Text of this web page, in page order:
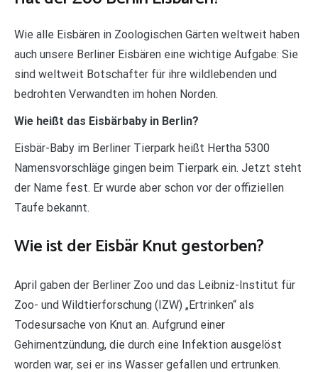
Wie alle Eisbären in Zoologischen Gärten weltweit haben
auch unsere Berliner Eisbären eine wichtige Aufgabe: Sie
sind weltweit Botschafter für ihre wildlebenden und
bedrohten Verwandten im hohen Norden.
Wie heißt das Eisbärbaby in Berlin?
Eisbär-Baby im Berliner Tierpark heißt Hertha 5300
Namensvorschläge gingen beim Tierpark ein. Jetzt steht
der Name fest. Er wurde aber schon vor der offiziellen
Taufe bekannt.
Wie ist der Eisbär Knut gestorben?
April gaben der Berliner Zoo und das Leibniz-Institut für
Zoo- und Wildtierforschung (IZW) „Ertrinken“ als
Todesursache von Knut an. Aufgrund einer
Gehirnentzündung, die durch eine Infektion ausgelöst
worden war, sei er ins Wasser gefallen und ertrunken.